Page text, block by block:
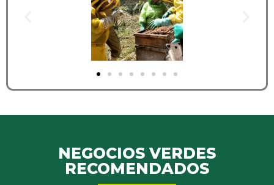
NEGOCIOS VERDES
RECOMENDADOS